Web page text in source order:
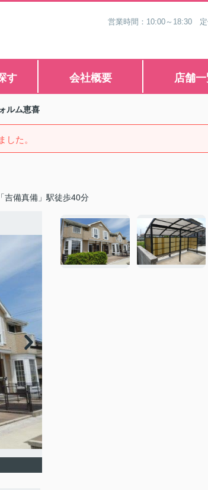
営業時間：10:00～18:30
す 会社概要 店舗
ルム恵喜
した。
吉備真備」駅徒歩40分